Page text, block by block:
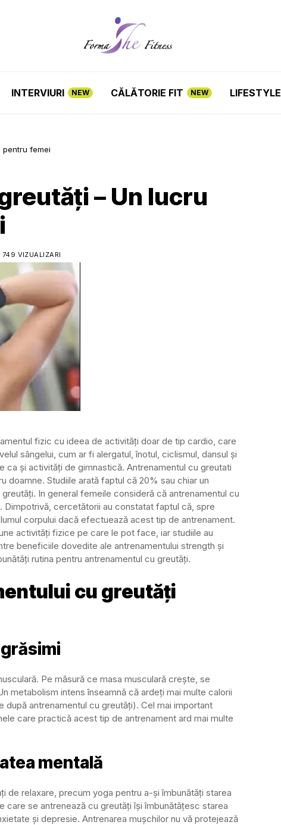
INTERVIURI NEW CĂLĂTORIE FIT NEW LIFESTYLE
pentru femei
– Un lucru
749 VIZUALIZARI
fizic cu ideea de activități doar de tip cardio, care
sângelui, cum ar fi alergatul, înotul, ciclismul, dansul și
și activități de gimnastică. Antrenamentul cu greutati
Studiile arată faptul că 20% sau chiar un
In general femeile consideră că antrenamentul cu
cercetătorii au constatat faptul că, spre
corpului dacă efectuează acest tip de antrenament.
activități fizice pe care le pot face, iar studiile au
beneficiile dovedite ale antrenamentului strength și
rutina pentru antrenamentul cu greutăți.
cu greutăți
Pe măsură ce masa musculară crește, se
metabolism intens înseamnă că ardeți mai multe calorii
antrenamentul cu greutăți). Cel mai important
care practică acest tip de antrenament ard mai multe
mentală
de relaxare, precum yoga pentru a-și îmbunătăți starea
se antrenează cu greutăți își îmbunătățesc starea
și depresie. Antrenarea mușchilor nu vă protejează